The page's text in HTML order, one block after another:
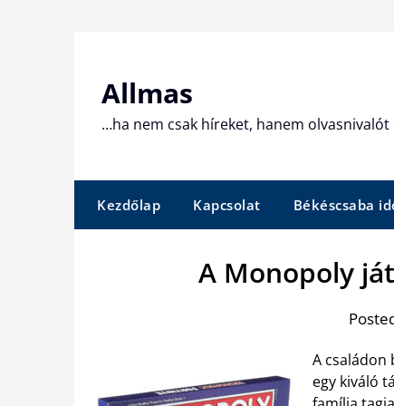
Allmas
…ha nem csak híreket, hanem olvasnivalót
Kezdőlap Kapcsolat Békéscsaba
A Monopoly
A
egy kiváló